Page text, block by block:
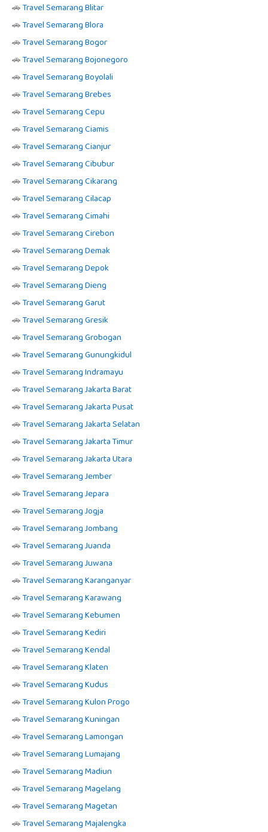
🚗Travel Semarang Blitar
🚗Travel Semarang Blora
🚗Travel Semarang Bogor
🚗Travel Semarang Bojonegoro
🚗Travel Semarang Boyolali
🚗Travel Semarang Brebes
🚗Travel Semarang Cepu
🚗Travel Semarang Ciamis
🚗Travel Semarang Cianjur
🚗Travel Semarang Cibubur
🚗Travel Semarang Cikarang
🚗Travel Semarang Cilacap
🚗Travel Semarang Cimahi
🚗Travel Semarang Cirebon
🚗Travel Semarang Demak
🚗Travel Semarang Depok
🚗Travel Semarang Dieng
🚗Travel Semarang Garut
🚗Travel Semarang Gresik
🚗Travel Semarang Grobogan
🚗Travel Semarang Gunungkidul
🚗Travel Semarang Indramayu
🚗Travel Semarang Jakarta Barat
🚗Travel Semarang Jakarta Pusat
🚗Travel Semarang Jakarta Selatan
🚗Travel Semarang Jakarta Timur
🚗Travel Semarang Jakarta Utara
🚗Travel Semarang Jember
🚗Travel Semarang Jepara
🚗Travel Semarang Jogja
🚗Travel Semarang Jombang
🚗Travel Semarang Juanda
🚗Travel Semarang Juwana
🚗Travel Semarang Karanganyar
🚗Travel Semarang Karawang
🚗Travel Semarang Kebumen
🚗Travel Semarang Kediri
🚗Travel Semarang Kendal
🚗Travel Semarang Klaten
🚗Travel Semarang Kudus
🚗Travel Semarang Kulon Progo
🚗Travel Semarang Kuningan
🚗Travel Semarang Lamongan
🚗Travel Semarang Lumajang
🚗Travel Semarang Madiun
🚗Travel Semarang Magelang
🚗Travel Semarang Magetan
🚗Travel Semarang Majalengka